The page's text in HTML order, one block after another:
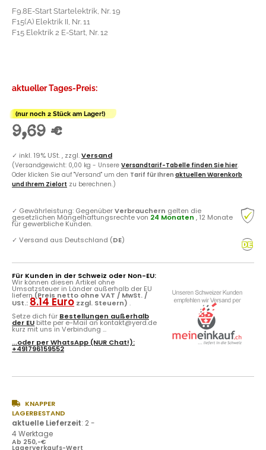
F9.8E-Start Startelektrik, Nr. 19
F15(A) Elektrik II, Nr. 11
F15 Elektrik 2 E-Start, Nr. 12
aktueller Tages-Preis:
(nur noch 2 Stück am Lager!)
9,69 €
✓ inkl. 19% USt. , zzgl.Versand
(Versandgewicht: 0,00 kg - Unsere Versandtarif-Tabelle finden Sie hier.
Oder klicken Sie auf "Versand" um den Tarif für Ihren aktuellen Warenkorb
und Ihrem Zielort zu berechnen.)
✓ Gewährleistung: GegenüberVerbrauchern gelten die
gesetzlichen Mängelhaftungsrechte von 24 Monaten , 12 Monate
für gewerbliche Kunden.
✓ Versand aus Deutschland (DE)
Für Kunden in der Schweiz oder Non-EU:
Wir können diesen Artikel ohne
Umsatzsteuer in Länder außerhalb der EU
liefern(Preis netto ohne VAT / MwSt. /
USt.: 8.14 Euro zzgl. Steuern) .
Setze dich für Bestellungen außerhalb
der EU bitte per e-Mail an kontakt@yerd.de
kurz mit uns in Verbindung ...
...oder perWhatsApp (NUR Chat!):
+491796159552
KNAPPER
LAGERBESTAND
aktuelle Lieferzeit: 2 -
4 Werktage
Ab 250,-€
Lagerverkaufs-Wert